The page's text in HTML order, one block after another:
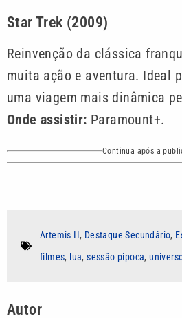
Star Trek (2009)
Reinvenção da clássica
muita ação e aventura. Ideal
uma viagem mais dinâmica
Onde assistir: Paramount+.
Continua após a
Artemis II, Destaque Secundário,
filmes, lua,sessão pipoca,
Autor